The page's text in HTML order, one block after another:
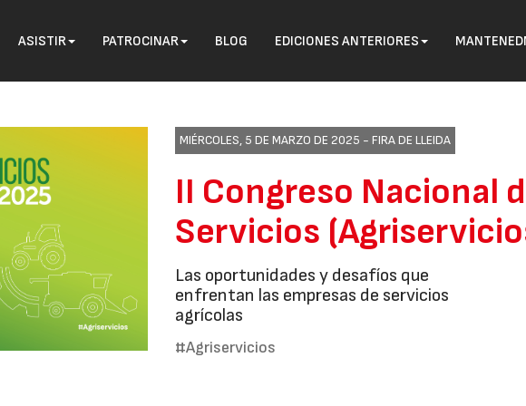
ASISTIR PATROCINAR BLOG EDICIONES ANTERIORES
MIÉRCOLES, 5 DE MARZO DE 2025 - FIRA DE LLEIDA
II Congreso Nacional
Servicios
Las oportunidades y desafíos que
enfrentan las empresas de servicios
agrícolas
#Agriservicios